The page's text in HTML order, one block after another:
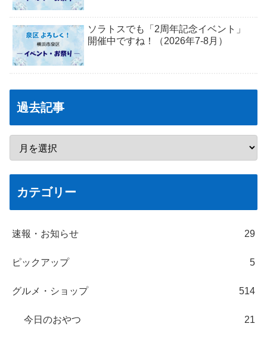
ソラトスでも「2周年記念イベント」
開催中ですね！（2026年7-8月）
過去記事
カテゴリー
速報・お知らせ 29
ピックアップ 5
グルメ・ショップ 514
今日のおやつ 21